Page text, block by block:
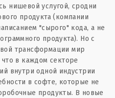
нишевой услугой, сродни
продукта (компании
"сырого" кода, а не
продукта). Но с
трансформации мир
в каждом секторе
внутри одной индустрии
в софте, которые не
продукты. В новые